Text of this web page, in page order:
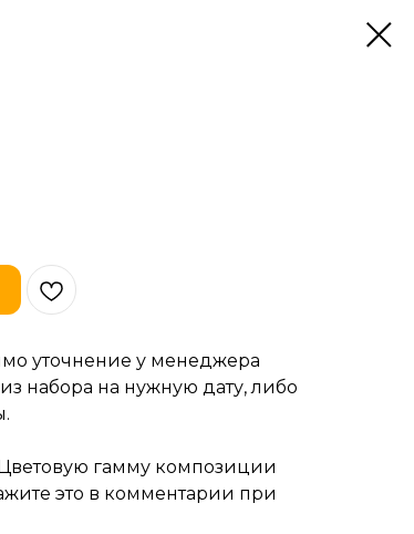
уточнение у менеджера
набора на нужную дату, либо
гамму композиции
это в комментарии при